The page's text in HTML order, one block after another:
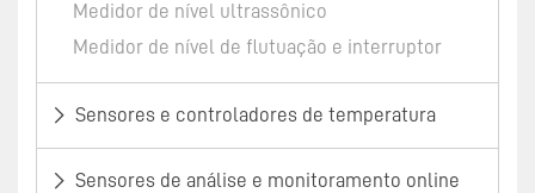
Medidor de nível ultrassônico
Medidor de nível de flutuação e interruptor
Sensores e controladores de temperatura
Sensores de análise e monitoramento online